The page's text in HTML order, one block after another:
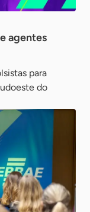
agentes
para
do